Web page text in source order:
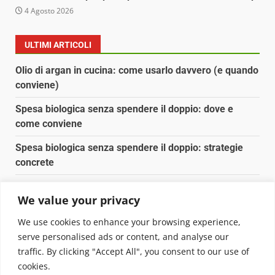
We value your privacy
We use cookies to enhance your browsing experience,
serve personalised ads or content, and analyse our
traffic. By clicking "Accept All", you consent to our use of
cookies.
4 Agosto 2026
ULTIMI ARTICOLI
Olio di argan in cucina: come usarlo davvero (e quando
conviene)
Spesa biologica senza spendere il doppio: dove e
come conviene
Spesa biologica senza spendere il doppio: strategie
concrete
Pulizia naturale della casa: 3 ingredienti che
sostituiscono 10 prodotti chimici
Copyright © 2025 Biopianeta.it proprietà di Jws Media